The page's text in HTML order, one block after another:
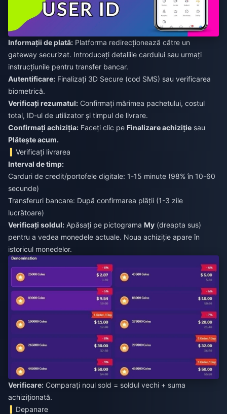
Informații de plată: Platforma redirecționează către un
gateway securizat. Introduceți detaliile cardului sau urmați
instrucțiunile pentru transfer bancar.
Autentificare: Finalizați 3D Secure (cod SMS) sau verificarea
biometrică.
Verificați rezumatul: Confirmați mărimea pachetului, costul
total, ID-ul de utilizator și timpul de livrare.
Confirmați achiziția: Faceți clic pe Finalizare achiziție sau
Plătește acum.
Verificați livrarea
Interval de timp:
Carduri de credit/portofele digitale: 1-15 minute (98% în 10-60
secunde)
Transferuri bancare: După confirmarea plății (1-3 zile
lucrătoare)
Verificați soldul: Apăsați pe pictograma My (dreapta sus)
pentru a vedea monedele actuale. Noua achiziție apare în
istoricul monedelor.
Verificare: Comparați noul sold = soldul vechi + suma
achiziționată.
Depanare